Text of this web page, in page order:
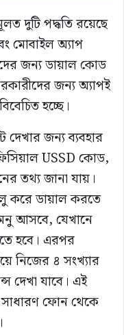
দুটি পদ্ধতি রয়েছে
মোবাইল অ্যাপ
জন্য ডায়াল কোড
জন্য অ্যাপই
হচ্ছে।
জন্য ব্যবহার
USSD কোড,
তথ্য জানা যায়।
করে ডায়াল করতে
আসবে, যেখানে
হবে। এরপর
নিজের ৪ সংখ্যার
দেখা যাবে। এই
সাধারণ ফোন থেকে